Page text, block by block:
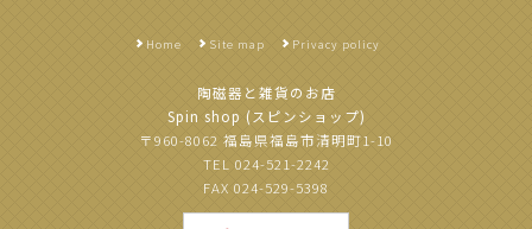
Home Site map Privacy policy
陶磁器と雑貨のお店
Spin shop (スピンショップ)
〒960-8062 福島県福島市清明町1-10
TEL 024-521-2242
FAX 024-529-5398